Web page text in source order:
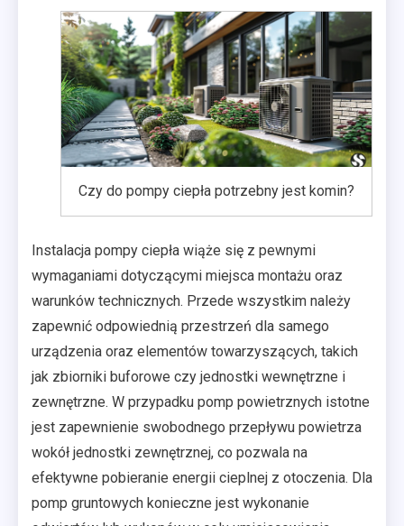
Czy do pompy ciepła potrzebny jest komin?
Instalacja pompy ciepła wiąże się z pewnymi
wymaganiami dotyczącymi miejsca montażu oraz
warunków technicznych. Przede wszystkim należy
zapewnić odpowiednią przestrzeń dla samego
urządzenia oraz elementów towarzyszących, takich
jak zbiorniki buforowe czy jednostki wewnętrzne i
zewnętrzne. W przypadku pomp powietrznych istotne
jest zapewnienie swobodnego przepływu powietrza
wokół jednostki zewnętrznej, co pozwala na
efektywne pobieranie energii cieplnej z otoczenia. Dla
pomp gruntowych konieczne jest wykonanie